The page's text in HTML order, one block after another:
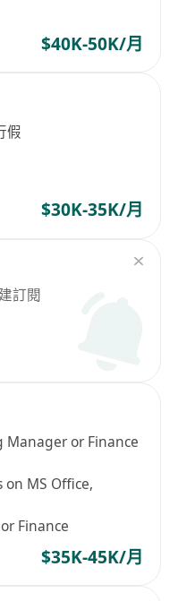
$40K-50K/月
假
$30K-35K/月
訂閱
Manager or Finance
MS Office,
Finance
$35K-45K/月